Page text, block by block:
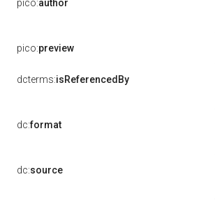
pico:author
pico:preview
dcterms:isReferencedBy
dc:format
dc:source